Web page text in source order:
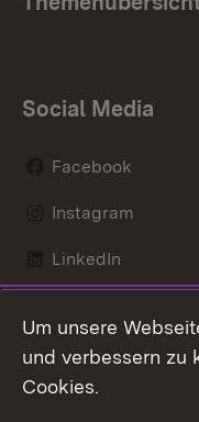
Social Media
Facebook
Instagram
LinkedIn
X / Twitter
Youtube
Um unsere
und verbessern zu
Cookies.